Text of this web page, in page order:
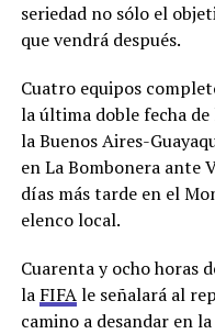
seriedad no sólo el
que vendrá después.
Cuatro equipos
la última doble fecha
la Buenos Aires-
en La Bombonera ante
días más tarde en el
elenco local.
Cuarenta y ocho horas
la FIFAle señalará al
camino a desandar en